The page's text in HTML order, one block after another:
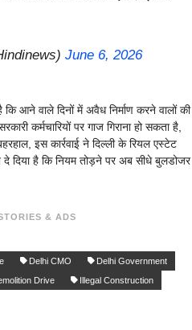
June 6, 2026
आने वाले दिनों में अवैध निर्माण करने वालों की
कर्मचारियों पर गाज गिराना हो सकता है,
इस कार्रवाई ने दिल्ली के रियल एस्टेट
दिया है कि नियम तोड़ने पर अब सीधे बुलडोजर
& ADS
Delhi CMO
Delhi Government
Drive
Illegal Construction